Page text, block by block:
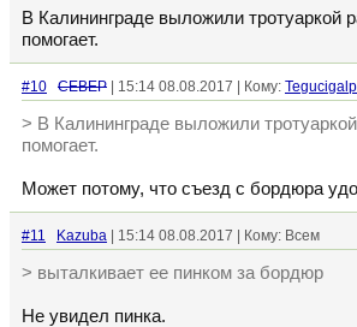
В Калининграде выложили тротуаркой
помогает.
#10 CEBEP | 15:14 08.08.2017 | Кому:
> В Калининграде выложили
помогает.
Может потому, что съезд с бордюра
#11 Kazuba | 15:14 08.08.2017 | Кому: Всем
> выталкивает ее пинком за бордюр
Не увидел пинка.